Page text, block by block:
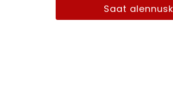
Saat